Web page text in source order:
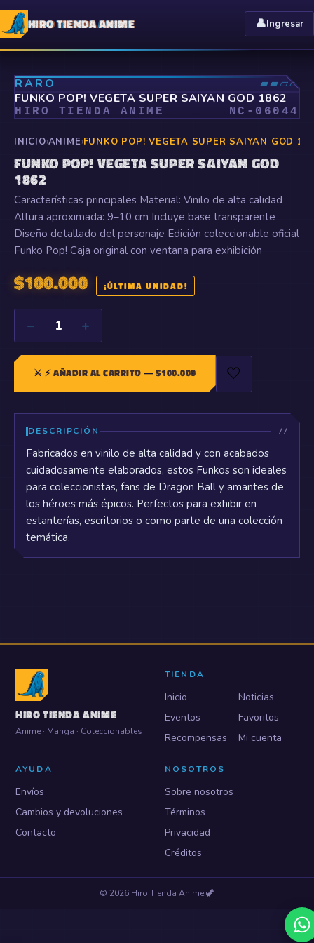
HIRO TIENDA ANIME 👤Ingresar
RARO ▰▰▱▱
⤢
FUNKO POP! VEGETA SUPER SAIYAN GOD 1862
HIRO TIENDA ANIME NC- 06044
INICIO›ANIME›FUNKO POP! VEGETA SUPER SAIYAN GOD
FUNKO POP! VEGETA SUPER SAIYAN GOD
1862
Características principales Material: Vinilo de alta calidad
Altura aproximada: 9–10 cm Incluye base transparente
Diseño detallado del personaje Edición coleccionable oficial
Funko Pop! Caja original con ventana para exhibición
$100.000 ¡ÚLTIMA UNIDAD!
− 1 +
⚔️⚡ AÑADIR AL CARRITO — $100.000 🤍
DESCRIPCIÓN
Fabricados en vinilo de alta calidad y con acabados
cuidadosamente elaborados, estos Funkos son ideales
para coleccionistas, fans de Dragon Ball y amantes de
los héroes más épicos. Perfectos para exhibir en
estanterías, escritorios o como parte de una colección
temática.
HIRO TIENDA ANIME
Anime · Manga · Coleccionables
TIENDA
Inicio
Noticias
Eventos
Favoritos
Recompensas
Mi cuenta
AYUDA
Envíos
Cambios y devoluciones
Contacto
NOSOTROS
Sobre nosotros
Términos
Privacidad
Créditos
© 2026 Hiro Tienda Anime🦖